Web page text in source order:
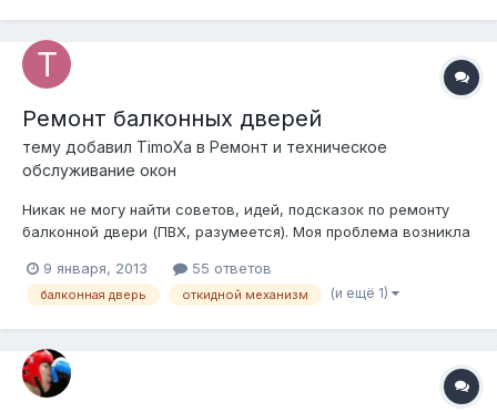
Ремонт балконных дверей
тему добавил TimoXa в Ремонт и техническое
обслуживание окон
Никак не могу найти советов, идей, подсказок по ремонту
балконной двери (ПВХ, разумеется). Моя проблема возникла
стеклопакетов) и заключается в том, что дверь стала плохо
закрываться и открываться. Заедание происходит в
9 января, 2013 55 ответов
балконная дверь откидной механизм (и ещё 1)